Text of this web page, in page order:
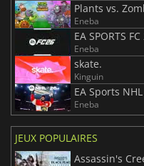
Plants vs.
Eneba
EA SPORTS
Eneba
skate.
Kinguin
EA Sports
Eneba
JEUX POPULAIRES
Assassin's